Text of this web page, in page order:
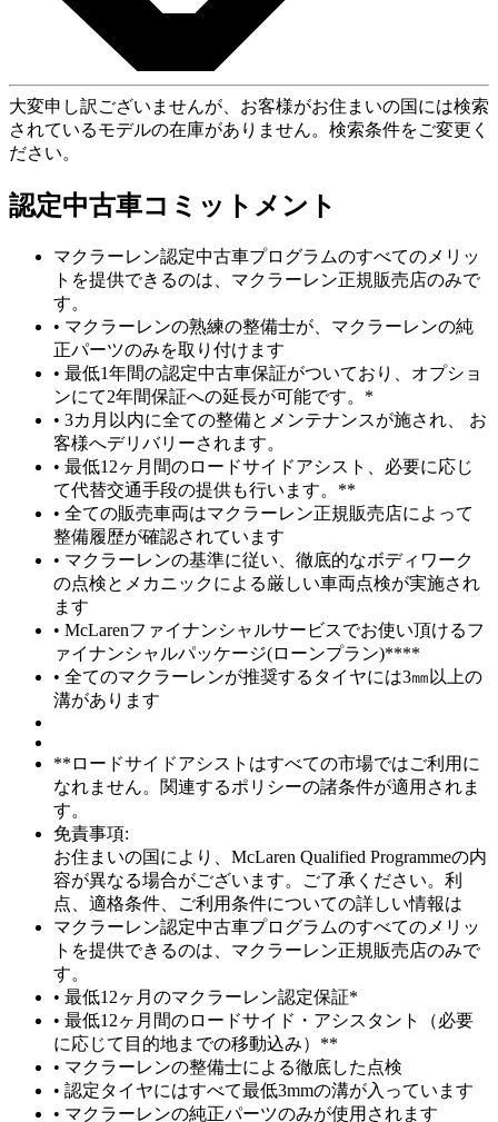
大変申し訳ございませんが、お客様がお住まいの国には検索
されているモデルの在庫がありません。検索条件をご変更く
ださい。
認定中古車コミットメント
マクラーレン認定中古車プログラムのすべてのメリッ
トを提供できるのは、マクラーレン正規販売店のみで
す。
• マクラーレンの熟練の整備士が、マクラーレンの純
正パーツのみを取り付けます
• 最低1年間の認定中古車保証がついており、オプショ
ンにて2年間保証への延長が可能です。*
• 3カ月以内に全ての整備とメンテナンスが施され、 お
客様へデリバリーされます。
• 最低12ヶ月間のロードサイドアシスト、必要に応じ
て代替交通手段の提供も行います。**
• 全ての販売車両はマクラーレン正規販売店によって
整備履歴が確認されています
• マクラーレンの基準に従い、徹底的なボディワーク
の点検とメカニックによる厳しい車両点検が実施され
ます
• McLarenファイナンシャルサービスでお使い頂けるフ
ァイナンシャルパッケージ(ローンプラン)****
• 全てのマクラーレンが推奨するタイヤには3㎜以上の
溝があります
**ロードサイドアシストはすべての市場ではご利用に
なれません。関連するポリシーの諸条件が適用されま
す。
免責事項:
お住まいの国により、McLaren Qualified Programmeの内
容が異なる場合がございます。ご了承ください。利
点、適格条件、ご利用条件についての詳しい情報は
マクラーレン認定中古車プログラムのすべてのメリッ
トを提供できるのは、マクラーレン正規販売店のみで
す。
• 最低12ヶ月のマクラーレン認定保証*
• 最低12ヶ月間のロードサイド・アシスタント（必要
に応じて目的地までの移動込み）**
• マクラーレンの整備士による徹底した点検
• 認定タイヤにはすべて最低3mmの溝が入っています
• マクラーレンの純正パーツのみが使用されます